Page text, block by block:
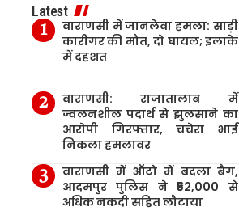
Latest
वाराणसी में जानलेवा हमला: साड़ी
कारीगर की मौत, दो घायल; इलाके
में दहशत
वाराणसी: राजातालाब में
ज्वलनशील पदार्थ से झुलसाने का
आरोपी गिरफ्तार, चचेरा भाई
निकला हमलावर
वाराणसी में ऑटो में बदला बैग,
आदमपुर पुलिस ने ₹52,000 से
अधिक नकदी सहित लौटाया